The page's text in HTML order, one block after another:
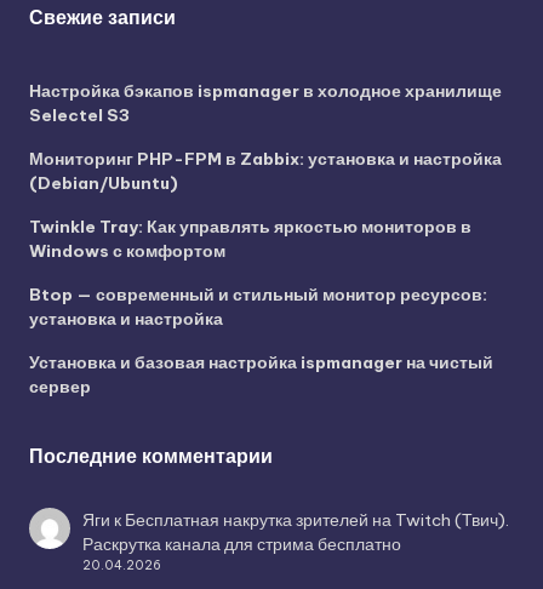
Свежие записи
Настройка бэкапов ispmanager в холодное хранилище
Selectel S3
Мониторинг PHP-FPM в Zabbix: установка и настройка
(Debian/Ubuntu)
Twinkle Tray: Как управлять яркостью мониторов в
Windows с комфортом
Btop — современный и стильный монитор ресурсов:
установка и настройка
Установка и базовая настройка ispmanager на чистый
сервер
Последние комментарии
Яги к Бесплатная накрутка зрителей на Twitch (Твич).
Раскрутка канала для стрима бесплатно
20.04.2026